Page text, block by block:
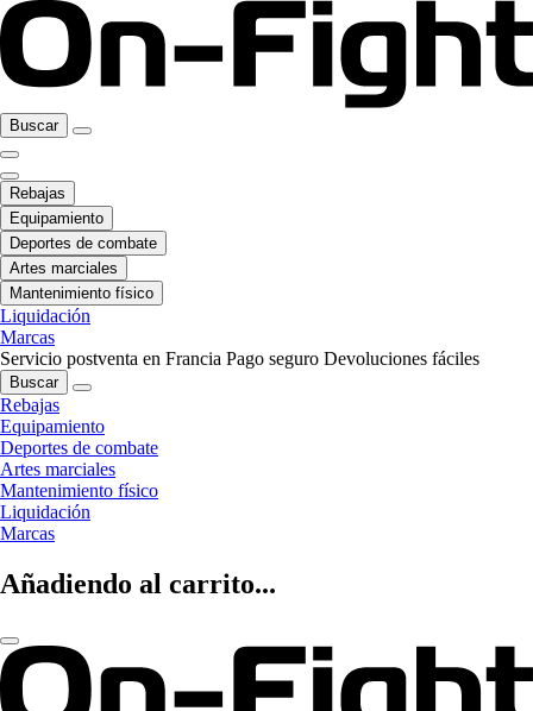
Buscar
Rebajas
Equipamiento
Deportes de combate
Artes marciales
Mantenimiento físico
Liquidación
Marcas
Servicio postventa en Francia Pago seguro Devoluciones fáciles
Buscar
Rebajas
Equipamiento
Deportes de combate
Artes marciales
Mantenimiento físico
Liquidación
Marcas
Añadiendo al carrito...